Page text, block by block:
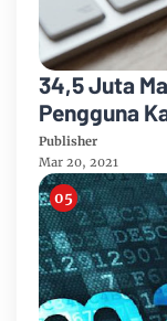
34,5 Juta
Pengguna
Selama 2020
Publisher
Mar 20, 2021